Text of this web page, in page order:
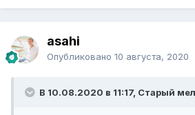
asahi
Опубликовано 10 августа, 2020
В 10.08.2020 в 11:17, Старый